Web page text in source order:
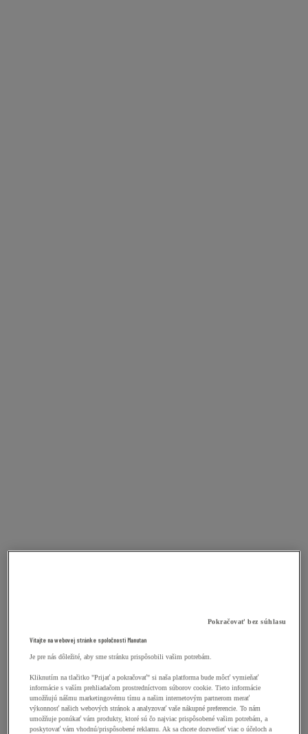
Pokračovať bez súhlasu
Vitajte na webovej stránke spoločnosti Manutan
Je pre nás dôležité, aby sme stránku prispôsobili vašim potrebám.
Kliknutím na tlačitko "Prijať a pokračovať" si naša platforma bude môcť vymieňať
informácie s vaším prehliadačom prostredníctvom súborov cookie. Tieto informácie
umožňujú nášmu marketingovému tímu a našim internetovým partnerom merať
výkonnosť našich webových stránok a analyzovať vaše nákupné preferencie. To nám
umožňuje ponúkať vám produkty, ktoré sú čo najviac prispôsobené vašim potrebám, a
poskytovať vám vhodnú/prispôsobené reklamu. Ak sa chcete dozvedieť viac o účeloch a